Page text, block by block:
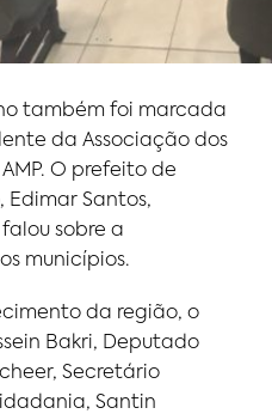
também foi marcada
da Associação dos
O prefeito de
Edimar Santos,
sobre a
municípios.
da região, o
Bakri, Deputado
Secretário
Santin